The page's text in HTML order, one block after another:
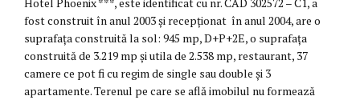
fost construit în anul 2003 și recepționat în anul 2004, are o
suprafața construită la sol: 945 mp, D+P+2E, o suprafața
construită de 3.219 mp și utila de 2.538 mp, restaurant, 37
camere ce pot fi cu regim de single sau double și 3
apartamente. Terenul pe care se află imobilul nu formează